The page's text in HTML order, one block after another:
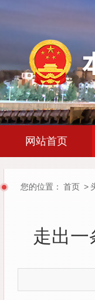
网站首页
您的位置： 首页 >
走出